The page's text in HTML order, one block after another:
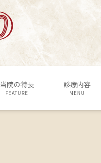
当院の特長
FEATURE
診療内容
MENU